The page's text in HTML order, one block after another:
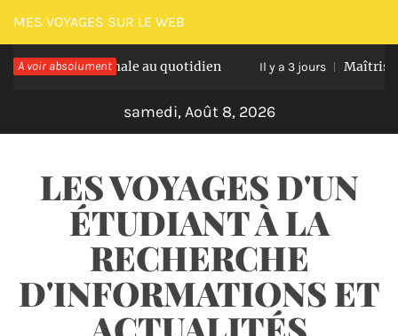
Passer
au
contenu
MES VOYAGES SUR LE WEB
A voir absolument
optimale au quotidien Il y a 3 jours Maîtriser les
samedi, Août 8, 2026
LES VOYAGES D'UN
ÉTUDIANT À LA
RECHERCHE
D'INFORMATIONS ET